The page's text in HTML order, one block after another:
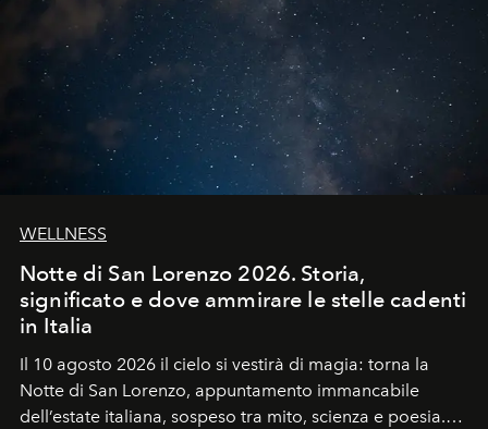
WELLNESS
Notte di San Lorenzo 2026. Storia,
significato e dove ammirare le stelle cadenti
in Italia
Il 10 agosto 2026 il cielo si vestirà di magia: torna la
Notte di San Lorenzo, appuntamento immancabile
dell’estate italiana, sospeso tra mito, scienza e poesia.